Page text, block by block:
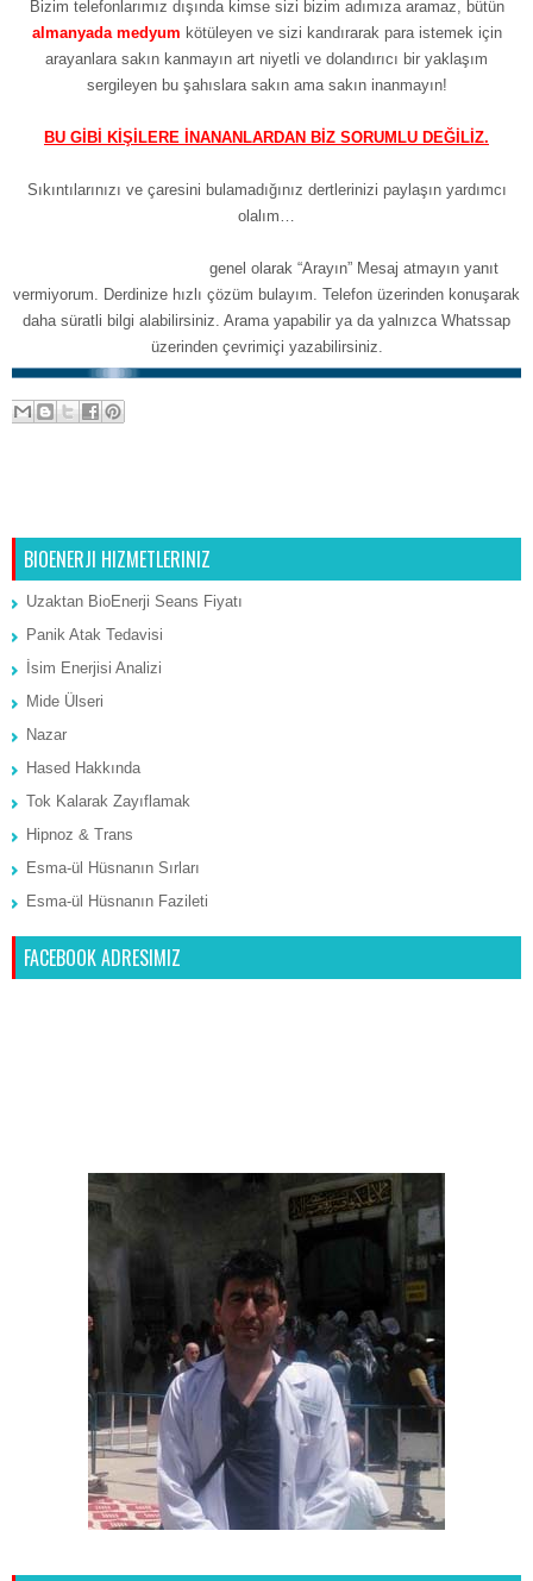
Bizim telefonlarımız dışında kimse sizi bizim adımıza aramaz, bütün
almanyada medyum kötüleyen ve sizi kandırarak para istemek için
arayanlara sakın kanmayın art niyetli ve dolandırıcı bir yaklaşım
sergileyen bu şahıslara sakın ama sakın inanmayın!
BU GİBİ KİŞİLERE İNANANLARDAN BİZ SORUMLU DEĞİLİZ.
Sıkıntılarınızı ve çaresini bulamadığınız dertlerinizi paylaşın yardımcı
olalım…
genel olarak “Arayın” Mesaj atmayın yanıt
vermiyorum. Derdinize hızlı çözüm bulayım. Telefon üzerinden konuşarak
daha süratli bilgi alabilirsiniz. Arama yapabilir ya da yalnızca Whatssap
üzerinden çevrimiçi yazabilirsiniz.
BIOENERJI HIZMETLERINIZ
Uzaktan BioEnerji Seans Fiyatı
Panik Atak Tedavisi
İsim Enerjisi Analizi
Mide Ülseri
Nazar
Hased Hakkında
Tok Kalarak Zayıflamak
Hipnoz & Trans
Esma-ül Hüsnanın Sırları
Esma-ül Hüsnanın Fazileti
FACEBOOK ADRESIMIZ